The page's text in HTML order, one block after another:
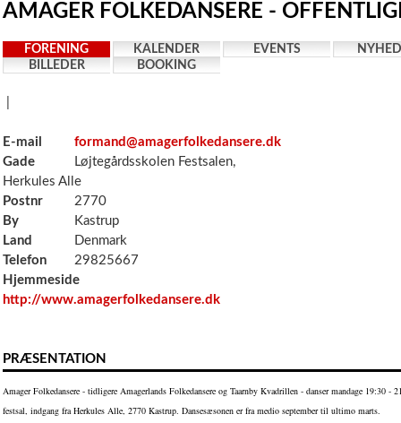
AMAGER FOLKEDANSERE -
FORENING KALENDER EVENTS
BILLEDER
BOOKING
E-mail
formand@amagerfolkedansere.dk
Gade
Løjtegårdsskolen Festsalen,
Herkules Alle
Postnr
2770
By
Kastrup
Land
Denmark
Telefon
29825667
Hjemmeside
http://www.amagerfolkedansere.dk
PRÆSENTATION
Amager Folkedansere - tidligere Amagerlands Folkedansere og Taarnby Kvadrillen - danser mandage 19:30 -
festsal, indgang fra Herkules Alle, 2770 Kastrup. Dansesæsonen er fra medio september til ultimo marts.